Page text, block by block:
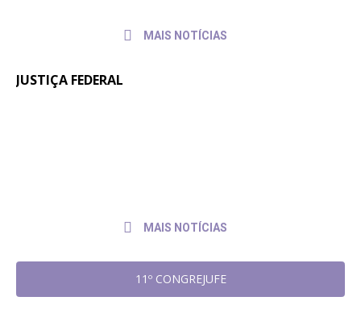
MAIS NOTÍCIAS
JUSTIÇA FEDERAL
MAIS NOTÍCIAS
11º CONGREJUFE